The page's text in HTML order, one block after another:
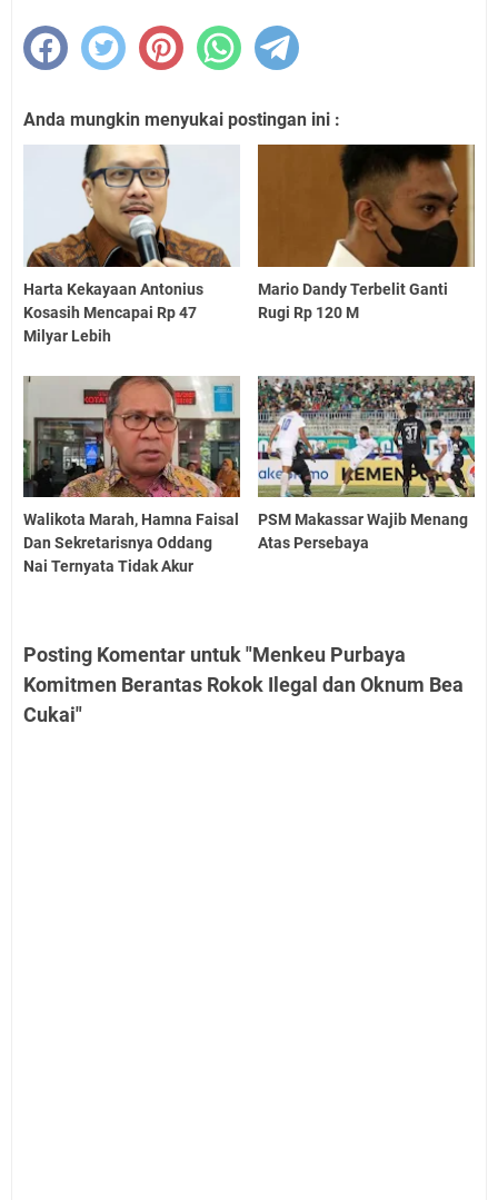
Anda mungkin menyukai postingan ini :
Harta Kekayaan Antonius
Kosasih Mencapai Rp 47
Milyar Lebih
Mario Dandy Terbelit Ganti
Rugi Rp 120 M
Walikota Marah, Hamna Faisal
Dan Sekretarisnya Oddang
Nai Ternyata Tidak Akur
PSM Makassar Wajib Menang
Atas Persebaya
Posting Komentar untuk "Menkeu Purbaya
Komitmen Berantas Rokok Ilegal dan Oknum Bea
Cukai"